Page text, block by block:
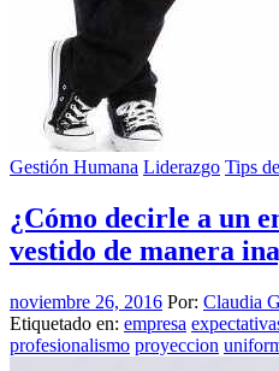
Gestión Humana Liderazgo Tips
¿Cómo decirle a un
vestido de manera
noviembre 26, 2016 Por: Claudia
Etiquetado en: empresa
profesionalismo proyeccion